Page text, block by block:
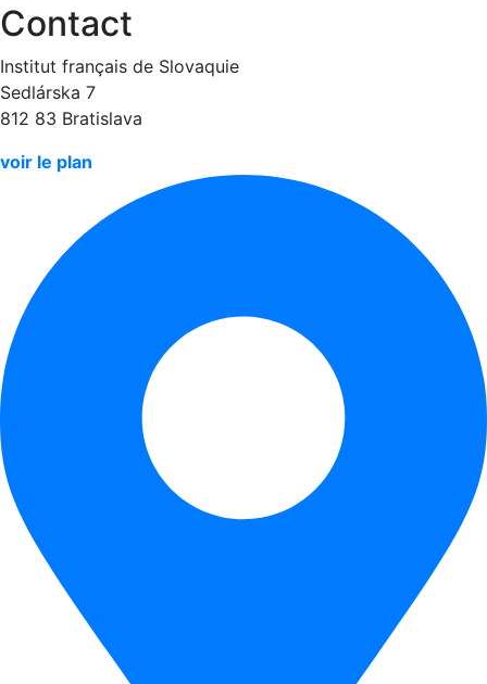
Contact
Institut français de Slovaquie
Sedlárska 7
812 83 Bratislava
voir le plan